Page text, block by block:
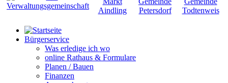
Bürgerservice
Was erledige ich wo
online Rathaus & Formulare
Planen / Bauen
Finanzen